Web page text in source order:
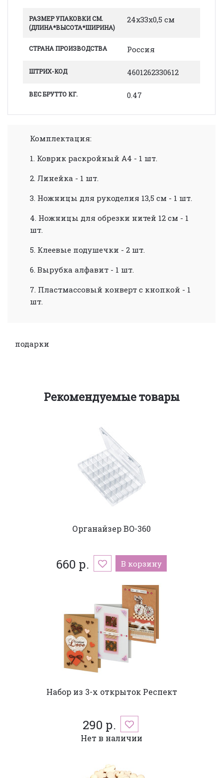
РАЗМЕР УПАКОВКИ СМ.
(ДЛИНА*ВЫСОТА*ШИРИНА)
24х33х0,5 см
СТРАНА ПРОИЗВОДСТВА Россия
ШТРИХ-КОД 4601262330612
ВЕС БРУТТО КГ. 0.47
Комплектация:
1. Коврик раскройный А4 - 1 шт.
2. Линейка - 1 шт.
3. Ножницы для рукоделия 13,5 см - 1 шт.
4. Ножницы для обрезки нитей 12 см - 1
шт.
5. Клеевые подушечки - 2 шт.
6. Вырубка алфавит - 1 шт.
7. Пластмассовый конверт с кнопкой - 1
шт.
подарки
Рекомендуемые товары
Органайзер BO-360
660 р. В корзину
Набор из 3-х открыток Респект
290 р.
Нет в наличии